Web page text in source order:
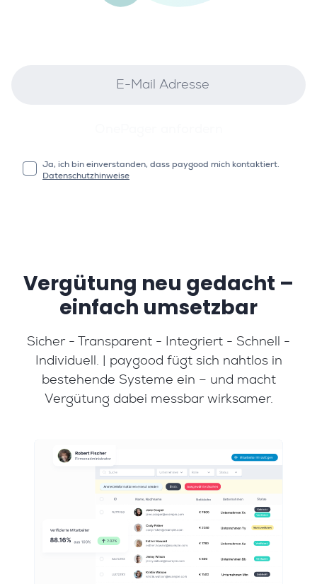
Ja, ich bin einverstanden, dass paygood mich kontaktiert.
Datenschutzhinweise
Vergütung neu gedacht –
einfach umsetzbar
Sicher - Transparent - Integriert - Schnell -
Individuell. | paygood fügt sich nahtlos in
bestehende Systeme ein – und macht
Vergütung dabei messbar wirksamer.